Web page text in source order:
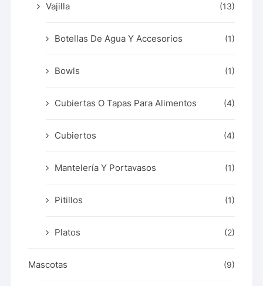
Vajilla (13)
Botellas De Agua Y Accesorios (1)
Bowls (1)
Cubiertas O Tapas Para Alimentos (4)
Cubiertos (4)
Mantelería Y Portavasos (1)
Pitillos (1)
Platos (2)
Mascotas (9)